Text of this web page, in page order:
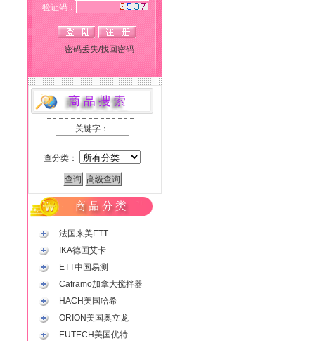
验证码：
密码丢失/找回密码
关键字：
查分类：
法国来美ETT
IKA德国艾卡
ETT中国易测
Caframo加拿大搅拌器
HACH美国哈希
ORION美国奥立龙
EUTECH美国优特